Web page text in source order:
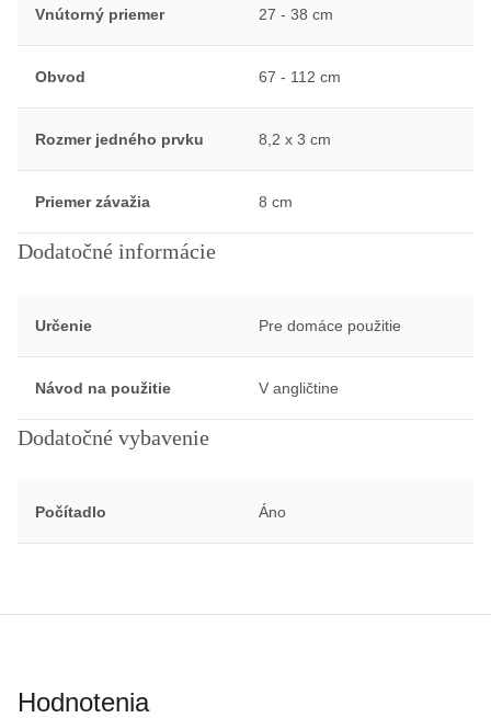
Vnútorný priemer 27 - 38 cm
Obvod 67 - 112 cm
Rozmer jedného prvku 8,2 x 3 cm
Priemer závažia 8 cm
Dodatočné informácie
Určenie Pre domáce použitie
Návod na použitie V angličtine
Dodatočné vybavenie
Počítadlo Áno
Hodnotenia